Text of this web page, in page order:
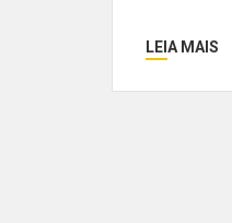
LEIA MAIS